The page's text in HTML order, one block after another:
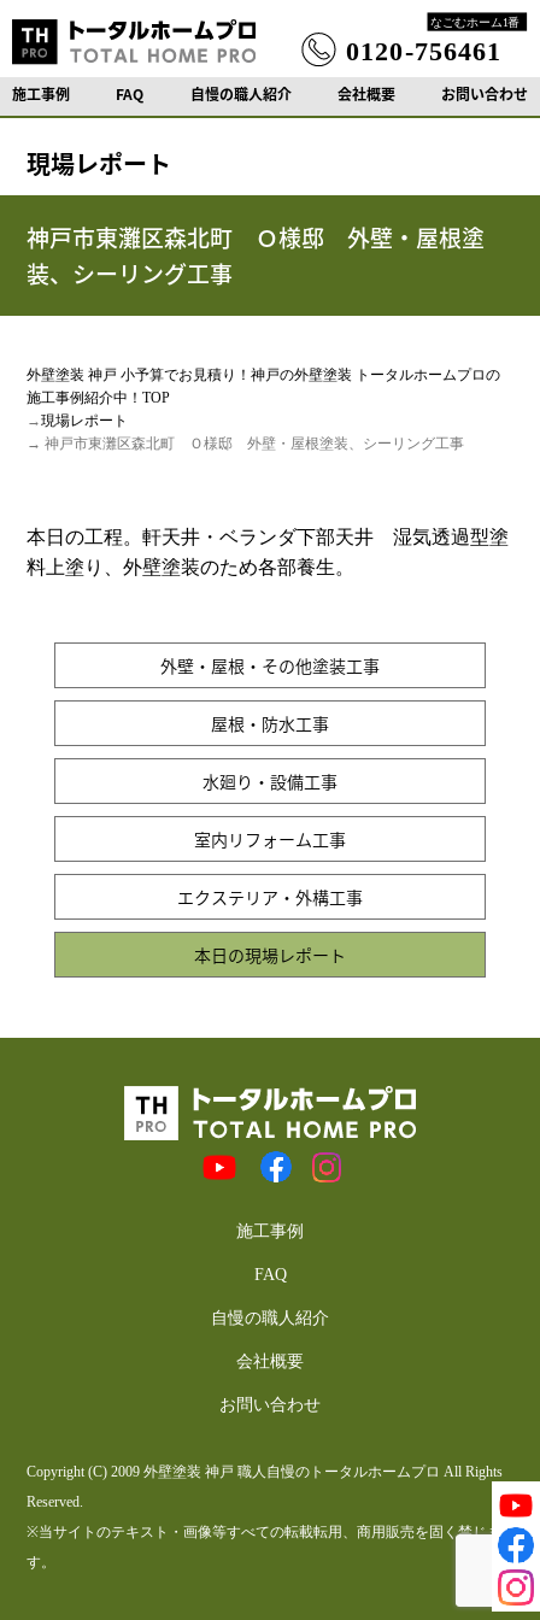
施工事例 FAQ 自慢の職人紹介 会社概要 お問い合わせ
現場レポート
神戸市東灘区森北町 Ｏ様邸 外壁・屋根塗
装、シーリング工事
外壁塗装 神戸 小予算でお見積り！神戸の外壁塗装 トータルホームプロの
施工事例紹介中！TOP
→現場レポート
→ 神戸市東灘区森北町 Ｏ様邸 外壁・屋根塗装、シーリング工事
本日の工程。軒天井・ベランダ下部天井 湿気透過型塗
料上塗り、外壁塗装のため各部養生。
外壁・屋根・その他塗装工事
屋根・防水工事
水廻り・設備工事
室内リフォーム工事
エクステリア・外構工事
本日の現場レポート
施工事例
FAQ
自慢の職人紹介
会社概要
お問い合わせ
Copyright (C) 2009 外壁塗装 神戸 職人自慢のトータルホームプロ All Rights
Reserved.
※当サイトのテキスト・画像等すべての転載転用、商用販売を固く禁じま
す。